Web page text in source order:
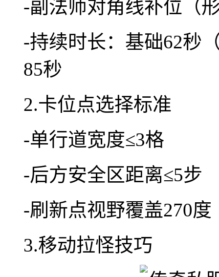
-副法师对角线补位（
-持续时长：基础62秒
85秒
2.卡位点选择标准
-单行道宽度≤3格
-后方安全区距离≤5步
-刷新点视野覆盖270度
3.移动拉怪技巧